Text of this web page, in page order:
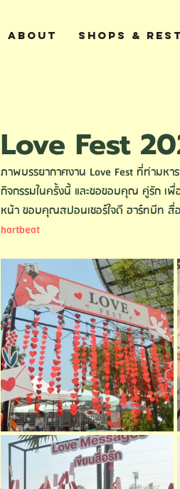
About SHOPS &
Love Fest
ภาพบรรยากาศงาน Love Fest ที่ท่ามหา
กิจกรรมในครั้งนี้ และขอขอบคุณ คู่รัก เ
หน้า ขอบคุณสปอนเซอร์ใจดี ฮาร์ทบีท สื่
hartbeat